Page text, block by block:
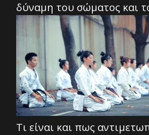
δύναμη του σώματος και
Τι είναι και πως